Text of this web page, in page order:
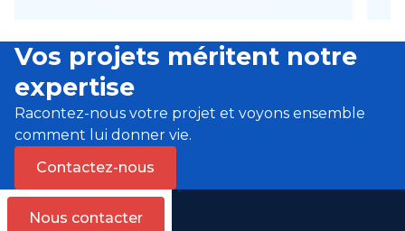
Vos projets méritent notre
expertise
Racontez-nous votre projet et voyons ensemble
comment lui donner vie.
Contactez-nous
Nous contacter